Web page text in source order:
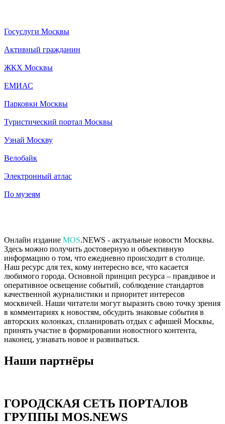
Госуслуги Москвы
Активный гражданин
ЖКХ Москвы
ЕМИАС
Парковки Москвы
Туристический портал Москвы
Узнай Москву
Велобайк
Электронный атлас
По музеям
Онлайн издание MOS.NEWS - актуальные новости Москвы.
Здесь можно получить достоверную и объективную
информацию о том, что ежедневно происходит в столице.
Наш ресурс для тех, кому интересно все, что касается
любимого города. Основной принцип ресурса – правдивое и
оперативное освещение событий, соблюдение стандартов
качественной журналистики и приоритет интересов
москвичей. Наши читатели могут выразить свою точку зрения
в комментариях к новостям, обсудить знаковые события в
авторских колонках, спланировать отдых с афишей Москвы,
принять участие в формировании новостного контента,
наконец, узнавать новое и развиваться.
Наши партнёры
ГОРОДСКАЯ СЕТЬ ПОРТАЛОВ
ГРУППЫ MOS.NEWS